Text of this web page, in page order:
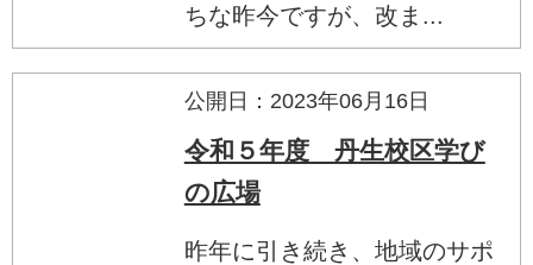
ちな昨今ですが、改ま...
公開日：2023年06月16日
令和５年度 丹生校区学び
の広場
昨年に引き続き、地域のサポ